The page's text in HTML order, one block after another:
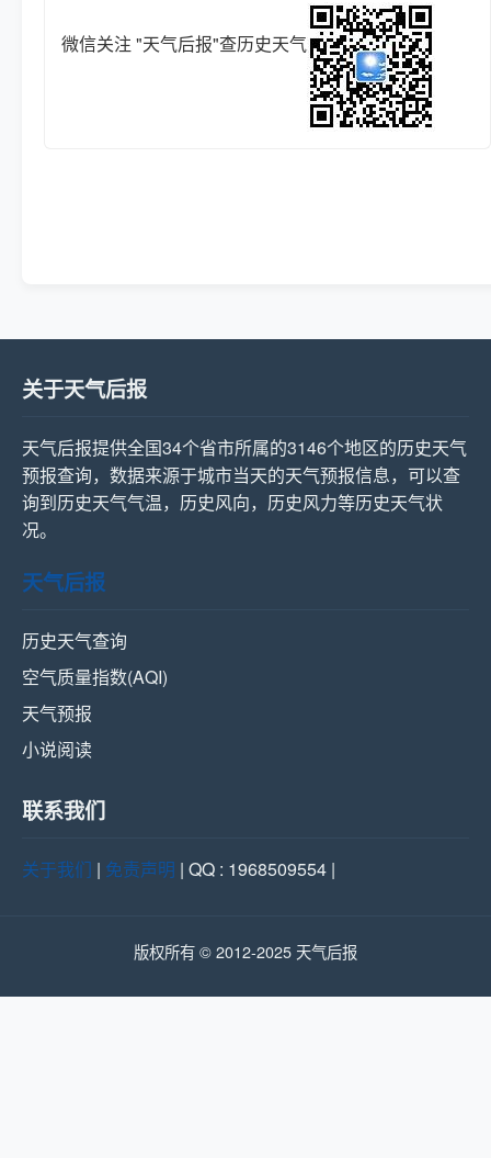
微信关注 "天气后报"查历史天气
关于天气后报
天气后报提供全国34个省市所属的3146个地区的历史天气
预报查询，数据来源于城市当天的天气预报信息，可以查
询到历史天气气温，历史风向，历史风力等历史天气状
况。
天气后报
历史天气查询
空气质量指数(AQI)
天气预报
小说阅读
联系我们
关于我们 | 免责声明 | QQ : 1968509554 |
版权所有 © 2012-2025 天气后报